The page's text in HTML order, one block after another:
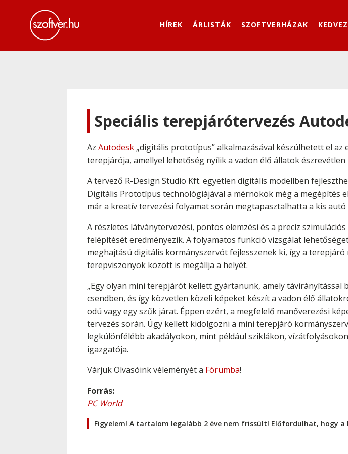
HÍREK ÁRLISTÁK SZOFTVERHÁZAK
Speciális terepjárótervezés
Az Autodesk „digitális prototípus” alkalmazásával készülhetett el
terepjárója, amellyel lehetőség nyílik a vadon élő állatok észrevétlen
A tervező R-Design Studio Kft. egyetlen digitális modellben
Digitális Prototípus technológiájával a mérnökök még a
már a kreatív tervezési folyamat során megtapasztalhatta a kis
A részletes látványtervezési, pontos elemzési és a precíz
felépítését eredményezik. A folyamatos funkció vizsgálat
meghajtású digitális kormányszervót fejlesszenek ki, így a
terepviszonyok között is megállja a helyét.
„Egy olyan mini terepjárót kellett gyártanunk, amely
csendben, és így közvetlen közeli képeket készít a vadon élő
odú vagy egy szűk járat. Éppen ezért, a megfelelő manőverezési
tervezés során. Úgy kellett kidolgozni a mini terepjáró
legkülönfélébb akadályokon, mint például sziklákon,
igazgatója.
Várjuk Olvasóink véleményét a Fórumba!
Forrás:
PC World
Figyelem! A tartalom legalább 2 éve nem frissült! Előfordulhat, hogy a